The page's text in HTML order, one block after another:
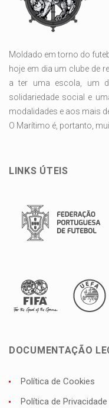
Moldado em torno do
hoje em dia um clube de
a ter uma escola, um
solidariedade social e
modalidades e aos mais
O Marítimo é, portanto,
LINKS ÚTEIS
DOCUMENTAÇÃO
Política de Cookies
Política de Privacidade